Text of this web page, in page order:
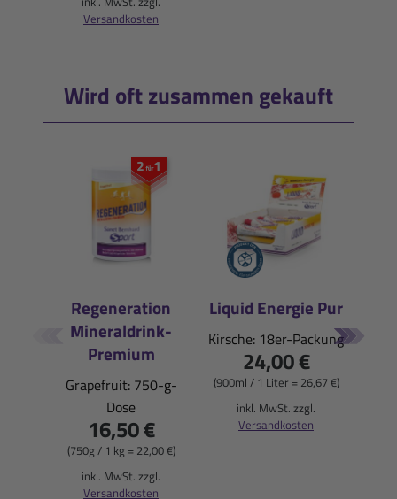
Versandkosten
Wird oft zusammen gekauft
Regeneration
Mineraldrink-
Premium
Grapefruit: 750-g-
Dose
16,50 €
(750g / 1 kg = 22,00 €)
inkl. MwSt. zzgl.
Versandkosten
Liquid Energie Pur
Kirsche: 18er-Packung
24,00 €
(900ml / 1 Liter = 26,67 €)
inkl. MwSt. zzgl.
Versandkosten